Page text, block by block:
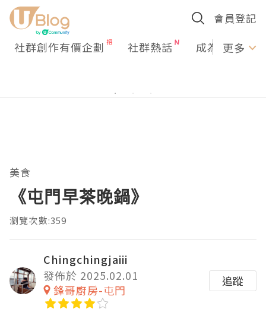
會員登記
社群創作有價企劃 社群熱話 成為U更多
美食
《屯門早茶晚鍋》
瀏覽次數:359
Chingchingjaiii
發佈於 2025.02.01
鋒哥廚房-屯門
追蹤